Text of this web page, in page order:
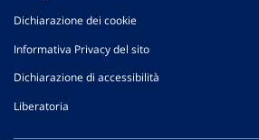
Dichiarazione dei cookie
Informativa Privacy del sito
Dichiarazione di accessibilità
Liberatoria